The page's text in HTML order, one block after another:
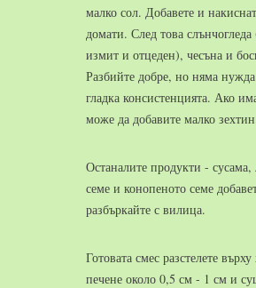
малко сол. Добавете и
домати. След това слънчогледа
измит и отцеден), чесъна и
Разбийте добре, но няма
гладка консистенцията. Ако
може да добавите малко
Останалите продукти - сусама,
семе и конопеното семе
разбъркайте с вилица.
Готовата смес разстелете върху
печене около 0,5 см - 1 см и